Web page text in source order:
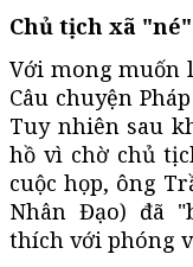
Chủ tịch xã
Với mong muốn
Câu chuyện
Tuy nhiên sau
hồ vì chờ chủ
cuộc họp, ông
Nhân Đạo) đã
thích với phóng